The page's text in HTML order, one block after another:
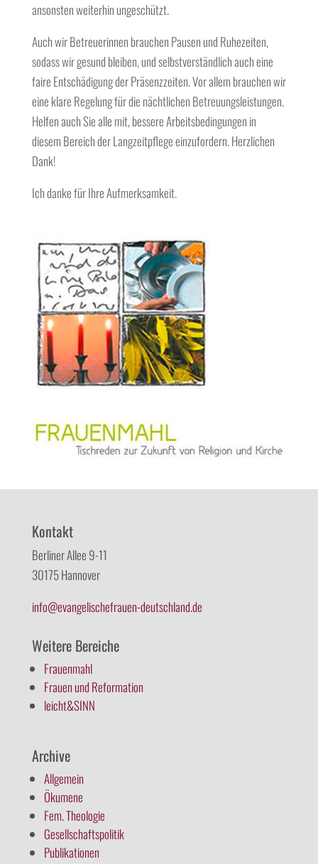
ansonsten weiterhin ungeschützt.
Auch wir Betreuerinnen brauchen Pausen und Ruhezeiten,
sodass wir gesund bleiben, und selbstverständlich auch eine
faire Entschädigung der Präsenzzeiten. Vor allem brauchen wir
eine klare Regelung für die nächtlichen Betreuungsleistungen.
Helfen auch Sie alle mit, bessere Arbeitsbedingungen in
diesem Bereich der Langzeitpflege einzufordern. Herzlichen
Dank!
Ich danke für Ihre Aufmerksamkeit.
Kontakt
Berliner Allee 9-11
30175 Hannover
info@evangelischefrauen-deutschland.de
Weitere Bereiche
Frauenmahl
Frauen und Reformation
leicht&SINN
Archive
Allgemein
Ökumene
Fem. Theologie
Gesellschaftspolitik
Publikationen